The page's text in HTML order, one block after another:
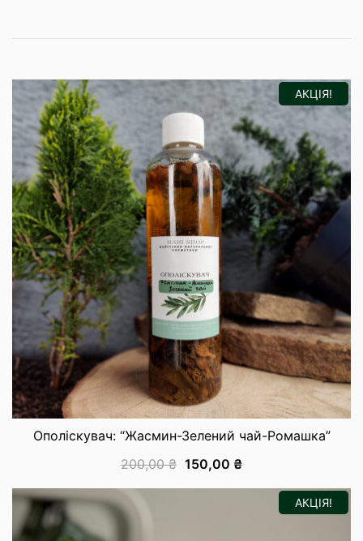
АКЦІЯ!
Ополіскувач: “Жасмин-Зелений чай-Ромашка”
200,00₴ 150,00 ₴
АКЦІЯ!